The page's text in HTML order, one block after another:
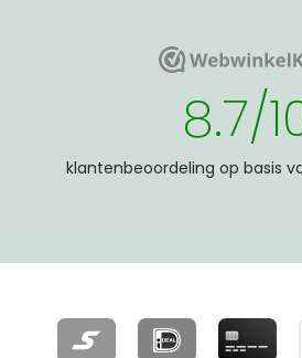
WebwinkelKeurWebwinkelKeur
8.7/
klantenbeoordeling op basis